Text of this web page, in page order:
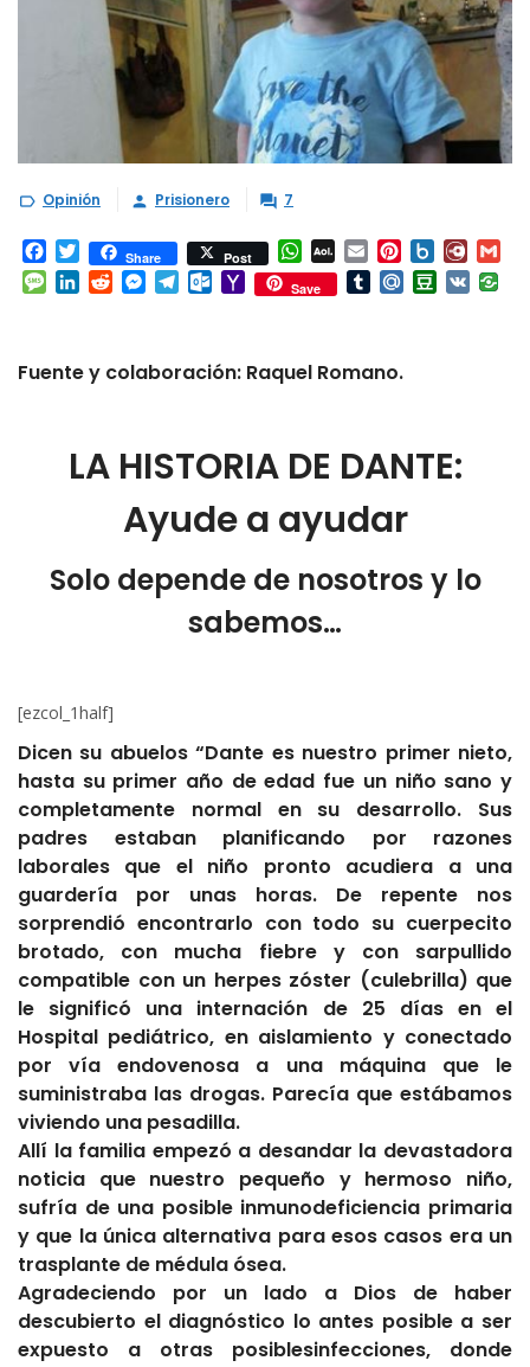
 Opinión  Prisionero  7
Facebook
TwitterShare Post WhatsApp
AOL
Mail
EmailPinterest
Box.net
Message
LinkedInRedditMessenger
TelegramOutlook.com
YahooSave TumblrMail.RuDouban
VK
Fuente y colaboración: Raquel Romano.
LA HISTORIA DE DANTE:
Ayude a ayudar
Solo depende de nosotros y lo
sabemos…
[ezcol_1half]
Dicen su abuelos “Dante es nuestro primer nieto,
hasta su primer año de edad fue un niño sano y
completamente normal en su desarrollo. Sus
padres estaban planificando por razones
laborales que el niño pronto acudiera a una
guardería por unas horas. De repente nos
sorprendió encontrarlo con todo su cuerpecito
brotado, con mucha fiebre y con sarpullido
compatible con un herpes zóster (culebrilla) que
le significó una internación de 25 días en el
Hospital pediátrico, en aislamiento y conectado
por vía endovenosa a una máquina que le
suministraba las drogas. Parecía que estábamos
viviendo una pesadilla.
Allí la familia empezó a desandar la devastadora
noticia que nuestro pequeño y hermoso niño,
sufría de una posible inmunodeficiencia primaria
y que la única alternativa para esos casos era un
trasplante de médula ósea.
Agradeciendo por un lado a Dios de haber
descubierto el diagnóstico lo antes posible a ser
expuesto a otras posiblesinfecciones, donde